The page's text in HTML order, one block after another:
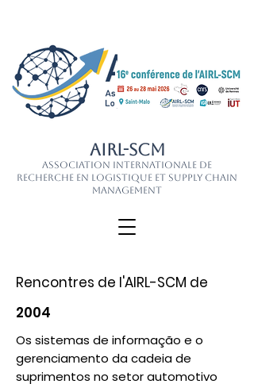
AIRL-SCM
Association Internationale de
Recherche en Logistique et Supply Chain
Management
Rencontres de l'AIRL-SCM de
2004
Os sistemas de informação e o
gerenciamento da cadeia de
suprimentos no setor automotivo